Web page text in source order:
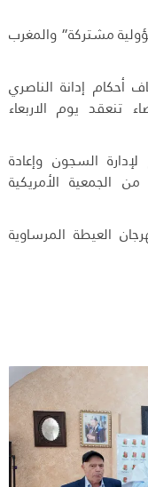
مشتركة” والمغرب
أحكام إدانة الناصري
تنعقد يوم الاربعاء
السجون وإعادة
الجمعية الأمريكية
العيطة المرساوية